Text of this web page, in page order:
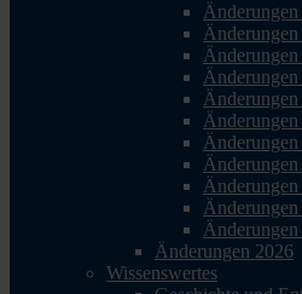
Änderungen
Änderungen 2026
Wissenswertes